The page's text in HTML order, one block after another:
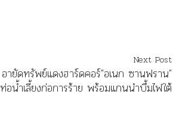
Next Post
อายัดทรัพย์แดงฮาร์ดคอร์"อเนก ซานฟราน"
ท่อน้ำเลี้ยงก่อการร้าย พร้อมแกนนำบึ้มไฟใต้